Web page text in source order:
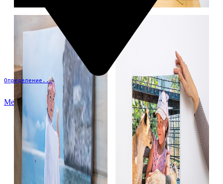
Определение...
Меню